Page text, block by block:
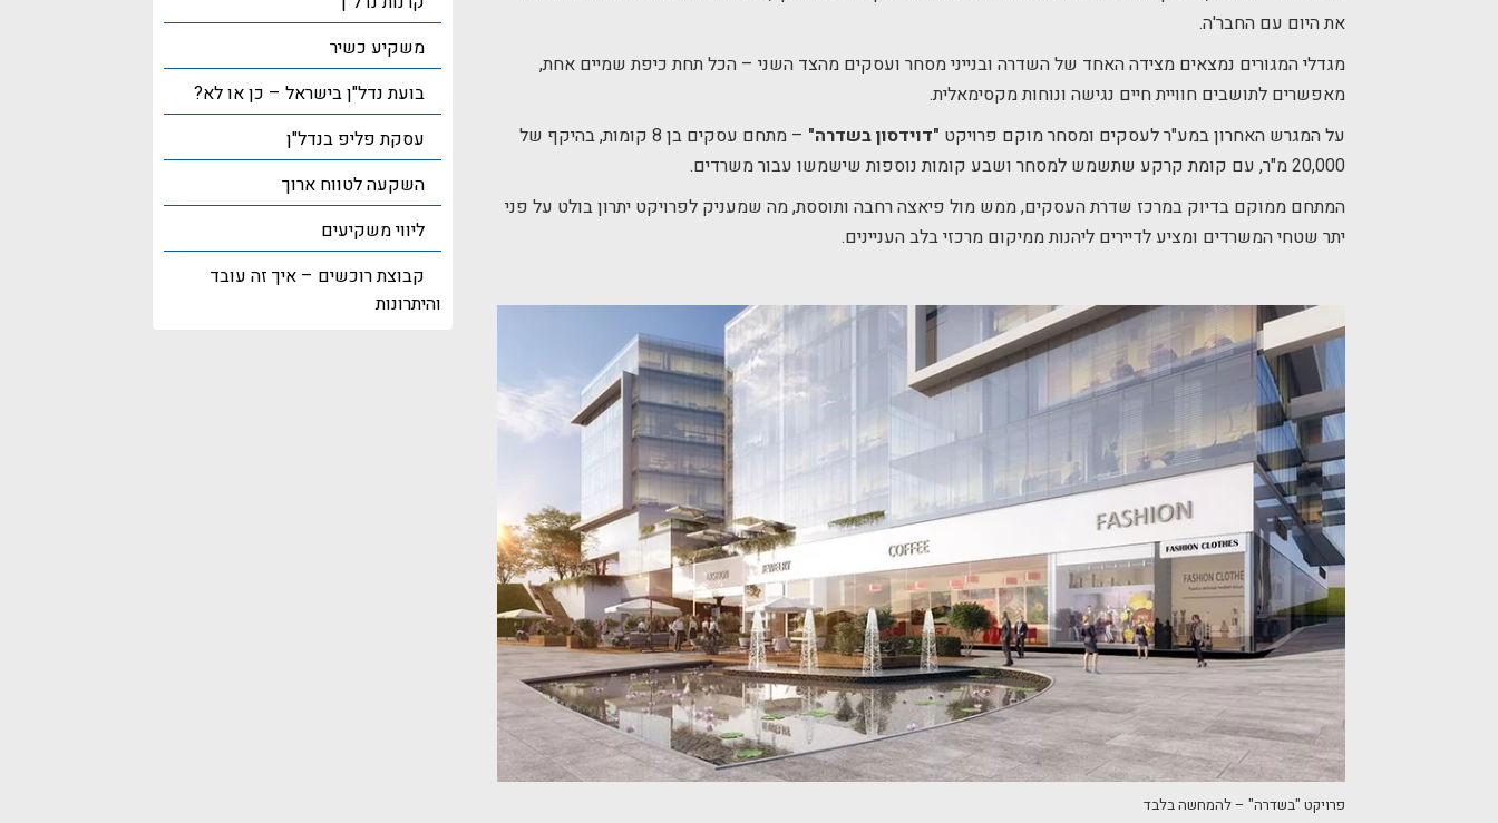
את היום עם החבר'ה.
מגדלי המגורים נמצאים מצידה האחד של השדרה ובנייני מסחר ועסקים מהצד השני – הכל תחת כיפת שמיים אחת,
מאפשרים לתושבים חוויית חיים נגישה ונוחות מקסימאלית.
על המגרש האחרון במע"ר לעסקים ומסחר מוקם פרויקט "דוידסון בשדרה"
– מתחם עסקים בן 8 קומות, בהיקף של
20,000 מ"ר, עם קומת קרקע שתשמש למסחר ושבע קומות נוספות שישמשו עבור משרדים.
המתחם ממוקם בדיוק במרכז שדרת העסקים, ממש מול פיאצה רחבה ותוססת, מה שמעניק לפרויקט יתרון בולט על פני
יתר שטחי המשרדים ומציע לדיירים ליהנות ממיקום מרכזי בלב העניינים.
פרויקט "בשדרה" – להמחשה בלבד
משקיע כשיר
בועת נדל"ן בישראל – כן או לא?
עסקת פליפ בנדל"ן
השקעה לטווח ארוך
ליווי משקיעים
קבוצת רוכשים – איך זה עובד
והיתרונות